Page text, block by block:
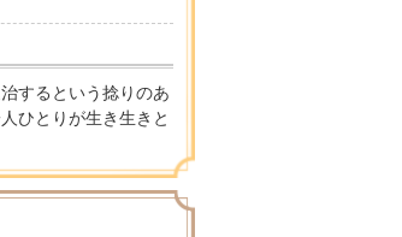
するという捻りのあ
ひとりが生き生きと